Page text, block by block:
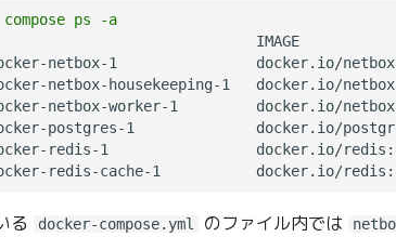
ps -a
IMAGE
netbox-1                docker.io/
netbox-housekeeping-1   docker.io/
netbox-worker-1         docker.io/
docker-postgres-1
docker-redis-1
docker-redis-cache-1
る docker-compose.yml のファイル内では